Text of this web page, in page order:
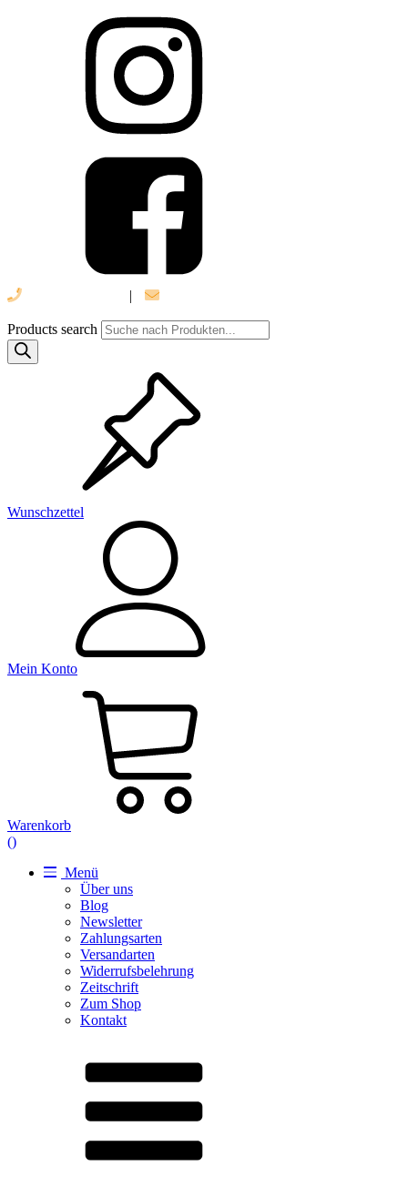
|
Products search
Wunschzettel
Mein Konto
Warenkorb
()
Menü
Über uns
Blog
Newsletter
Zahlungsarten
Versandarten
Widerrufsbelehrung
Zeitschrift
Zum Shop
Kontakt